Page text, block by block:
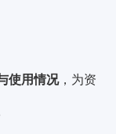
使用情况，为资